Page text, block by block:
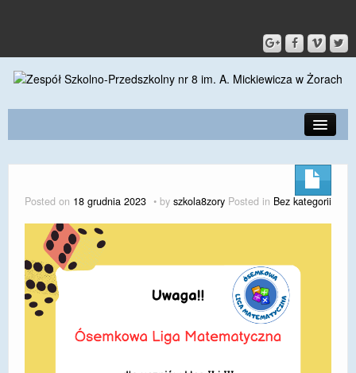
KONTAKT
DLA RODZICÓW I UCZNIÓW
DLA PRACOWNIKÓW
GALERIA
Posted on 18 grudnia 2023 by szkola8zory Posted in Bez kategorii